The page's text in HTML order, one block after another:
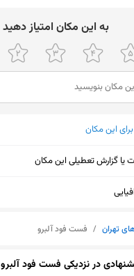
ﺑﻪ اﯾﻦ ﻣﮑﺎن اﻣﺘﯿﺎز دﻫﯿﺪ
برای این مکان
یا گزارش تعطیلی این مکان
تهران / فست فود آلبرو
در نزدیکی فست فود آلبرو